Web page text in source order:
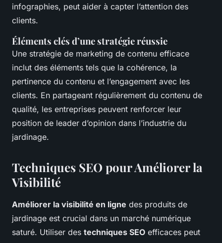
infographies, peut aider à capter l’attention des
clients.
Éléments clés d’une stratégie réussie
Une stratégie de marketing de contenu efficace
inclut des éléments tels que la cohérence, la
pertinence du contenu et l’engagement avec les
clients. En partageant régulièrement du contenu de
qualité, les entreprises peuvent renforcer leur
position de leader d’opinion dans l’industrie du
jardinage.
Techniques SEO pour Améliorer la
Visibilité
Améliorer la visibilité en ligne des produits de
jardinage est crucial dans un marché numérique
saturé. Utiliser des techniques SEO efficaces peut